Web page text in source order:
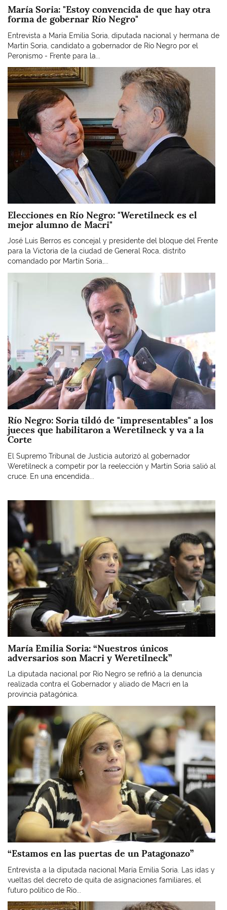
María Soria: "Estoy convencida de que hay otra
forma de gobernar Río Negro"
Entrevista a María Emilia Soria, diputada nacional y hermana de
Martín Soria, candidato a gobernador de Río Negro por el
Peronismo - Frente para la...
Imagen
Elecciones en Río Negro: "Weretilneck es el
mejor alumno de Macri"
José Luis Berros es concejal y presidente del bloque del Frente
para la Victoria de la ciudad de General Roca, distrito
comandado por Martín Soria,...
Río Negro: Soria tildó de "impresentables" a los
jueces que habilitaron a Weretilneck y va a la
Corte
El Supremo Tribunal de Justicia autorizó al gobernador
Weretilneck a competir por la reelección y Martín Soria salió al
cruce. En una encendida...
Imagen
María Emilia Soria: “Nuestros únicos
adversarios son Macri y Weretilneck”
La diputada nacional por Río Negro se refirió a la denuncia
realizada contra el Gobernador y aliado de Macri en la
provincia patagónica.
Imagen
“Estamos en las puertas de un Patagonazo”
Entrevista a la diputada nacional María Emilia Soria. Las idas y
vueltas del decreto de quita de asignaciones familiares, el
futuro político de Río...
Imagen